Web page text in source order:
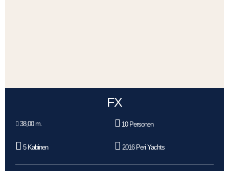
FX
38,00 m. 10 Personen
5 Kabinen 2016 Peri Yachts